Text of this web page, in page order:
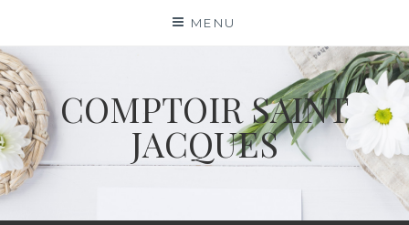
content
MENU
COMPTOIR SAINT
JACQUES